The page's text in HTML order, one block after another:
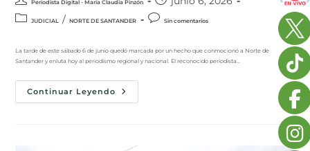
Periodista Digital - María Claudia Pinzón
JUDICIAL / NORTE DE SANTANDER Sin comentarios
La tarde de este sábado 6 de junio quedó marcada por un hecho que conmocionó a Norte de
Santander y enluta hoy al periodismo regional y nacional. El reconocido periodista…
Continuar Leyendo